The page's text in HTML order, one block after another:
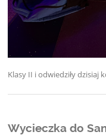
Klasy II iodwiedziły dzisiaj
Wycieczka do